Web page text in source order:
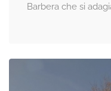
Barbera che si